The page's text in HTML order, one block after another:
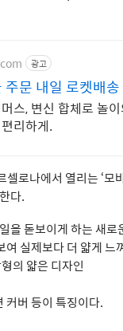
광고
문 내일 로켓배송
스, 변신 합체로 놀
리하게.
셀로나에서 열리는 ‘
다.
을 돋보이게 하는 새
실제보다 더 얇게
의 얇은 디자인
커버 등이 특징이다.